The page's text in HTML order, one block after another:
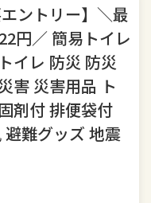
ースファッション
ー・下着・ナイトウェア
エリー・アクセサリー
ントリー】＼最
円／ 簡易トイレ
イレ 防災 防災
害 災害用品 ト
剤付 排便袋付
難グッズ 地震